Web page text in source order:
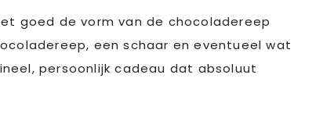
goed de vorm van de chocoladereep
een schaar en eventueel wat
persoonlijk cadeau dat absoluut